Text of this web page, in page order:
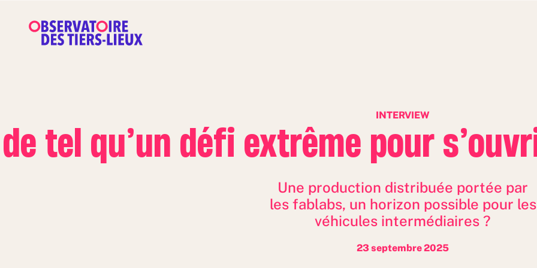
INTERVIEW
tel qu’un défi extrême pour
Une production distribuée portée par
les fablabs, un horizon possible pour les
véhicules intermédiaires ?
23 septembre 2025